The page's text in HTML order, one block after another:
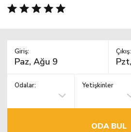
Giriş: Çıkış:
Odalar: Yetişkinler
ODA BUL